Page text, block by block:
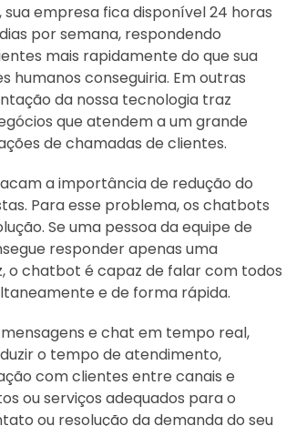
sua empresa fica disponível 24 horas
por semana, respondendo
mais rapidamente do que sua
humanos conseguiria. Em outras
da nossa tecnologia traz
que atendem a um grande
de chamadas de clientes.
a importância de redução do
Para esse problema, os chatbots
Se uma pessoa da equipe de
responder apenas uma
o chatbot é capaz de falar com todos
e de forma rápida.
mensagens e chat em tempo real,
o tempo de atendimento,
com clientes entre canais e
ou serviços adequados para o
ou resolução da demanda do seu